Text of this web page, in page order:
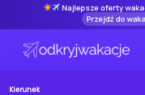
Najlepsze oferty
Przejdź do
Kierunek